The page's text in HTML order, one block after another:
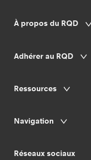
À propos du RQD
Adhérer au RQD
Ressources
Navigation
Réseaux sociaux